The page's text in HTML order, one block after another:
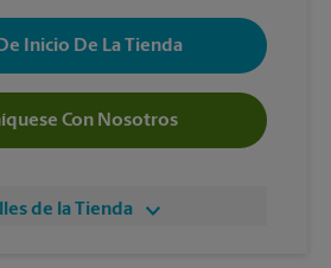
Inicio De La Tienda
Con Nosotros
de la Tienda